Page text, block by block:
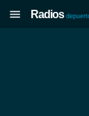
Radios